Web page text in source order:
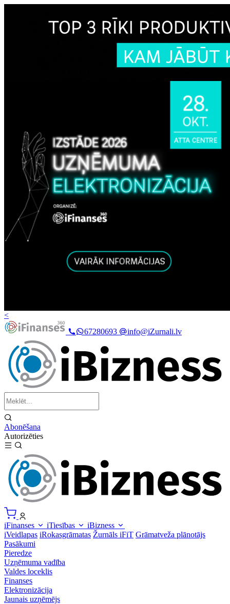
<
67280693
info@iZurnali.lv
Abonēšana
Autorizēties
iFinanses iTiesības
iBizness
iVeidlapas iRokasgrāmatas Žurnāls iFiT Grāmatveža plānotājs
Pasākumi
Pieredze
Uzņēmuma vadība
Valdes loceklis
Finanses
Elektronizācija
Jaunais uzņēmējs